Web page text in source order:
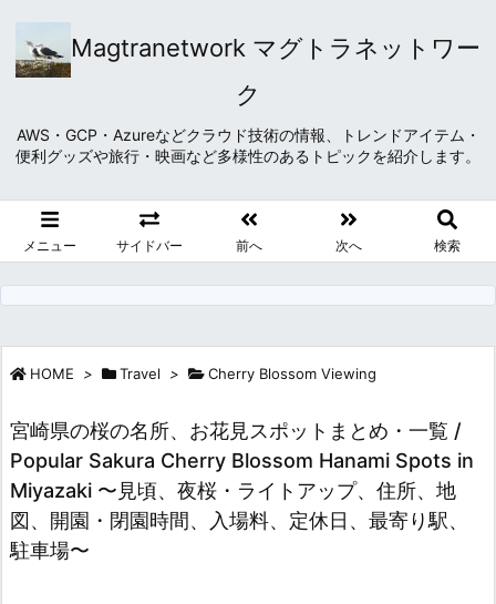
Magtranetwork マグトラネットワー
ク
AWS・GCP・Azureなどクラウド技術の情報、トレンドアイテム・
便利グッズや旅行・映画など多様性のあるトピックを紹介します。
メニュー サイドバー 前へ 次へ 検索
HOME > Travel > Cherry Blossom Viewing
宮崎県の桜の名所、お花見スポットまとめ・一覧 /
Popular Sakura Cherry Blossom Hanami Spots in
Miyazaki 〜見頃、夜桜・ライトアップ、住所、地
図、開園・閉園時間、入場料、定休日、最寄り駅、
駐車場〜